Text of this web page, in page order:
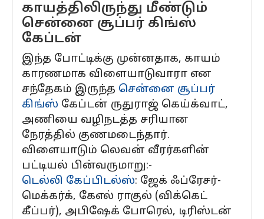
காயத்திலிருந்து மீண்டும்
சென்னை சூப்பர் கிங்ஸ்
கேப்டன்
இந்த போட்டிக்கு முன்னதாக, காயம்
காரணமாக விளையாடுவாரா என
சந்தேகம் இருந்த சென்னை சூப்பர்
கிங்ஸ் கேப்டன் ருதுராஜ் கெய்க்வாட்,
அணியை வழிநடத்த சரியான
நேரத்தில் குணமடைந்தார்.
விளையாடும் லெவன் வீரர்களின்
பட்டியல் பின்வருமாறு:-
டெல்லி கேப்பிடல்ஸ்: ஜேக் ஃப்ரேசர்-
மெக்கர்க், கேஎல் ராகுல் (விக்கெட்
கீப்பர்), அபிஷேக் போரெல், டிரிஸ்டன்